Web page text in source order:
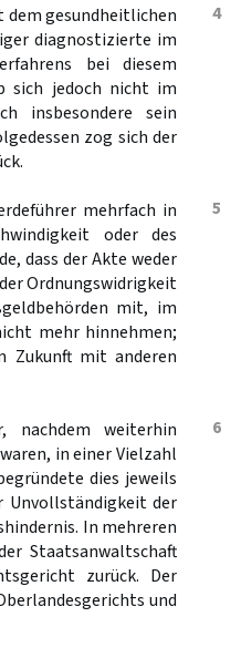
4
gesundheitlichen
diagnostizierte im
bei diesem
sich jedoch nicht im
insbesondere sein
zog sich der
5
mehrfach in
oder des
dass der Akte weder
Ordnungswidrigkeit
mit, im
mehr hinnehmen;
Zukunft mit anderen
6
nachdem weiterhin
in einer Vielzahl
dies jeweils
Unvollständigkeit der
In mehreren
Staatsanwaltschaft
zurück. Der
und